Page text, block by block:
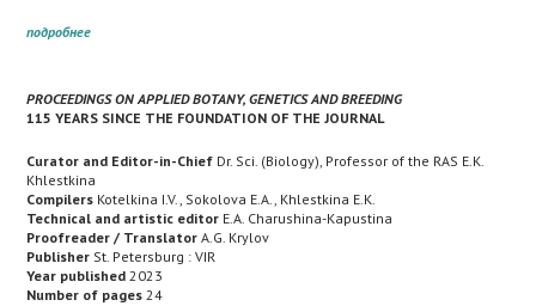
подробнее
PROCEEDINGS ON APPLIED BOTANY, GENETICS AND BREEDING
115 YEARS SINCE THE FOUNDATION OF THE JOURNAL
Curator and Editor-in-Chief Dr. Sci. (Biology), Professor of the RAS E.K.
Khlestkina
Compilers Kotelkina I.V., Sokolova E.A., Khlestkina E.K.
Technical and artistic editor E.A. Charushina-Kapustina
Proofreader / Translator A.G. Krylov
Publisher St. Petersburg : VIR
Year published 2023
Number of pages 24